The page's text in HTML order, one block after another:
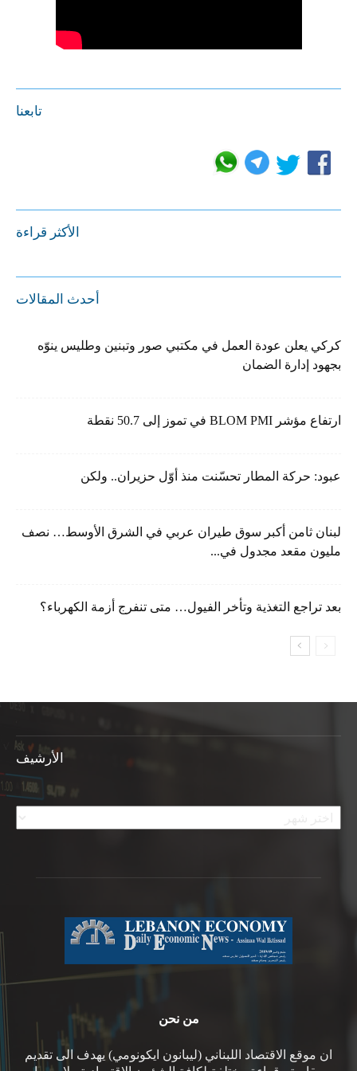
تابعنا
الأكثر قراءة
أحدث المقالات
كركي يعلن عودة العمل في مكتبي صور وتبنين وطليس ينوّه
بجهود إدارة الضمان
ارتفاع مؤشر BLOM PMI في تموز إلى 50.7 نقطة
عبود: حركة المطار تحسّنت منذ أوّل حزيران.. ولكن
لبنان ثامن أكبر سوق طيران عربي في الشرق الأوسط… نصف
مليون مقعد مجدول في...
بعد تراجع التغذية وتأخر الفيول… متى تنفرج أزمة الكهرباء؟
الأرشيف
الأرشيف
من نحن
ان موقع الاقتصاد اللبناني (ليبانون ايكونومي) يهدف الى تقديم